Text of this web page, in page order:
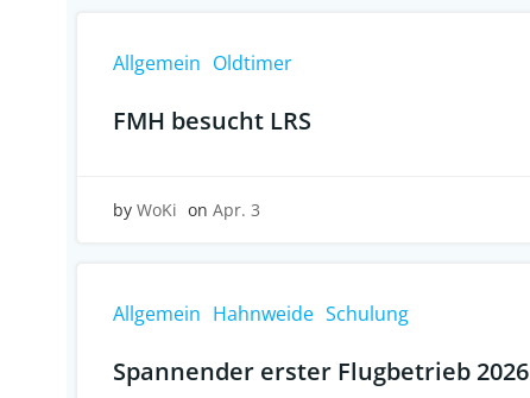
Allgemein Oldtimer
FMH besucht LRS
by WoKi on Apr. 3
Allgemein Hahnweide Schulung
Spannender erster Flugbetrieb 2026